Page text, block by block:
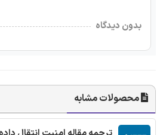
بدون دیدگاه
محصولات مشابه